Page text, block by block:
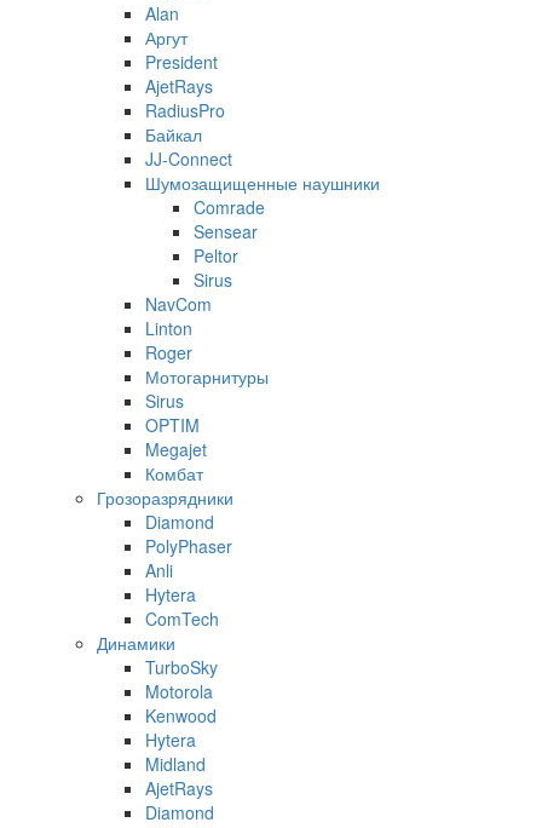
Alan
Аргут
President
AjetRays
RadiusPro
Байкал
JJ-Connect
Шумозащищенные наушники
Comrade
Sensear
Peltor
Sirus
NavCom
Linton
Roger
Мотогарнитуры
Sirus
OPTIM
Megajet
Комбат
Грозоразрядники
Diamond
PolyPhaser
Anli
Hytera
ComTech
Динамики
TurboSky
Motorola
Kenwood
Hytera
Midland
AjetRays
Diamond